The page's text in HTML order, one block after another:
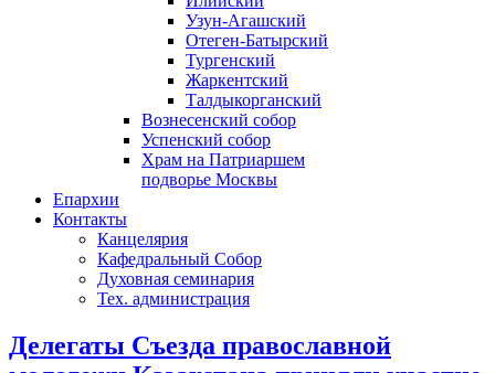
Узун-Агашский
Отеген-Батырский
Тургенский
Жаркентский
Талдыкорганский
Вознесенский собор
Успенский собор
Храм на Патриаршем
подворье Москвы
Епархии
Контакты
Канцелярия
Кафедральный Собор
Духовная семинария
Тех. администрация
Делегаты Съезда православной